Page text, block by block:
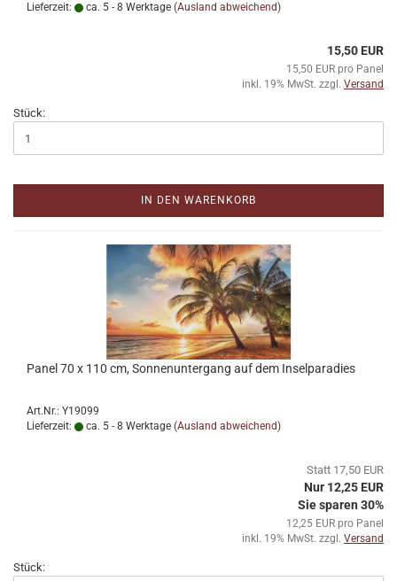
Lieferzeit:
ca. 5 - 8 Werktage (Ausland abweichend)
15,50 EUR
15,50 EUR pro Panel
inkl. 19% MwSt. zzgl. Versand
Stück:
IN DEN WARENKORB
Panel 70 x 110 cm, Sonnenuntergang auf dem Inselparadies
Art.Nr.: Y19099
Lieferzeit:
ca. 5 - 8 Werktage (Ausland abweichend)
Statt 17,50 EUR
Nur 12,25 EUR
Sie sparen 30%
12,25 EUR pro Panel
inkl. 19% MwSt. zzgl. Versand
Stück: